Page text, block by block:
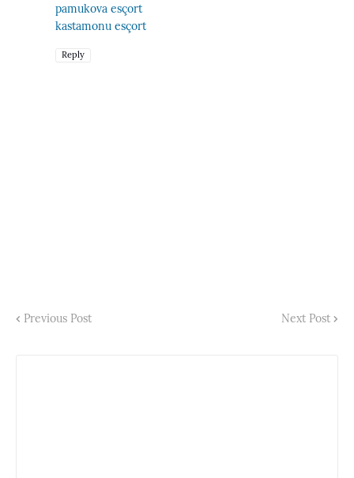
pamukova esçort
kastamonu esçort
Reply
Previous Post Next Post